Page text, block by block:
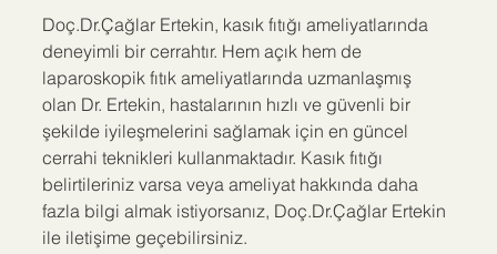
Doç.Dr.Çağlar Ertekin, kasık fıtığı ameliyatlarında
deneyimli bir cerrahtır. Hem açık hem de
laparoskopik fıtık ameliyatlarında uzmanlaşmış
olan Dr. Ertekin, hastalarının hızlı ve güvenli bir
şekilde iyileşmelerini sağlamak için en güncel
cerrahi teknikleri kullanmaktadır. Kasık fıtığı
belirtileriniz varsa veya ameliyat hakkında daha
fazla bilgi almak istiyorsanız, Doç.Dr.Çağlar Ertekin
ile iletişime geçebilirsiniz.